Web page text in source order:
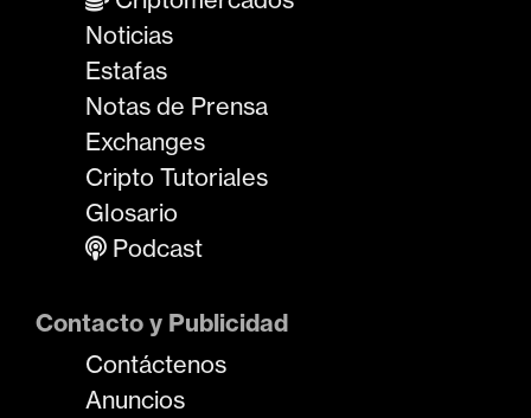
Noticias
Estafas
Notas de Prensa
Exchanges
Cripto Tutoriales
Glosario
Podcast
Contacto y Publicidad
Contáctenos
Anuncios